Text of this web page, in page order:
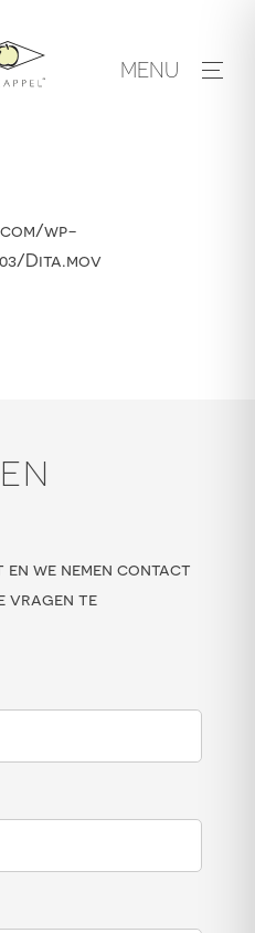
MENU
wp-
Dita.mov
we nemen contact
vragen te